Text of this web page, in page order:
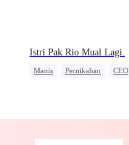
Istri Pak Rio Mual Lagi.
Manis Pernikahan
CEO